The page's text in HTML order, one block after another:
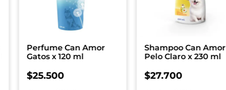
Perfume Can Amor
Gatos x 120 ml
$25.500
Shampoo Can Amor
Pelo Claro x 230 ml
$27.700